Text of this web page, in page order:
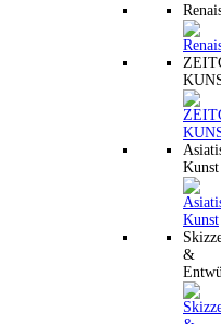
Kunst
&